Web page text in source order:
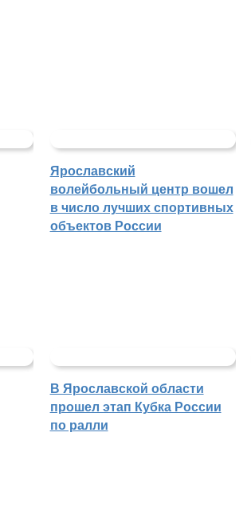
Ярославский
волейбольный центр вошел
в число лучших спортивных
объектов России
В Ярославской области
прошел этап Кубка России
по ралли